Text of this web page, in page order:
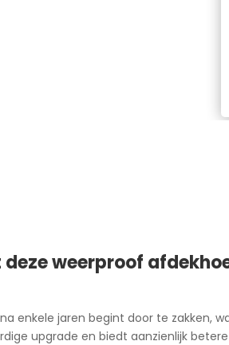
weerproof
enkele jaren begint door te zakken,
upgrade en biedt aanzienlijk